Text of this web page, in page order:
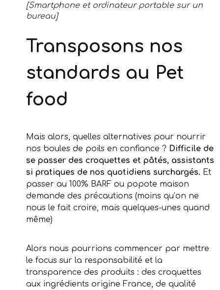
[Smartphone et ordinateur portable sur un
bureau]
Transposons nos
standards au Pet
food
Mais alors, quelles alternatives pour nourrir
nos boules de poils en confiance ? Difficile de
se passer des croquettes et pâtés, assistants
si pratiques de nos quotidiens surchargés. Et
passer au 100% BARF ou popote maison
demande des précautions (moins qu’on ne
nous le fait croire, mais quelques-unes quand
même)
Alors nous pourrions commencer par mettre
le focus sur la responsabilité et la
transparence des produits : des croquettes
aux ingrédients origine France, de qualité